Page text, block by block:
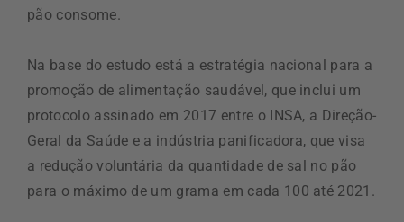
pão consome.
Na base do estudo está a estratégia nacional para a
promoção de alimentação saudável, que inclui um
protocolo assinado em 2017 entre o INSA, a Direção-
Geral da Saúde e a indústria panificadora, que visa
a redução voluntária da quantidade de sal no pão
para o máximo de um grama em cada 100 até 2021.